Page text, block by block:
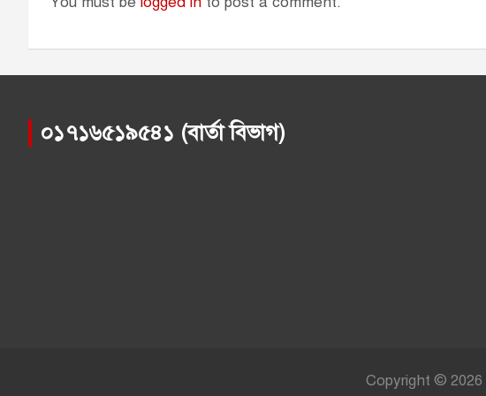
০১৭১৬৫১৯৫৪১ (বার্তা বিভাগ)
Copyright © 2026